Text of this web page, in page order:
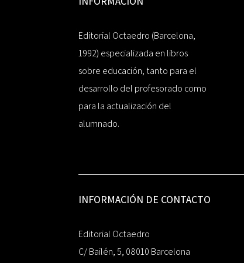
Editorial Octaedro (Barcelona,
1992) especializada en libros
sobre educación, tanto para el
desarrollo del profesorado como
para la actualización del
alumnado.
INFORMACIÓN DE CONTACTO
Editorial Octaedro
C/ Bailén, 5, 08010 Barcelona